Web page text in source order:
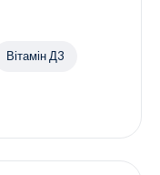
Вітамін Д3